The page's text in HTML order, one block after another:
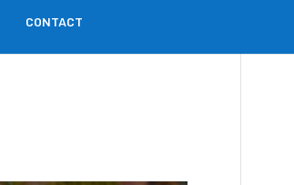
CONTACT